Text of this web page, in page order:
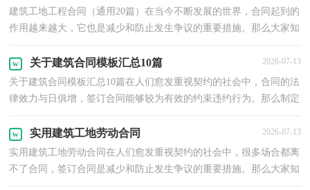
建筑工地工程合同（通用20篇）在当今不断发展的世界，合同起到的
作用越来越大，它也是减少和防止发生争议的重要措施。那么大家知
关于建筑合同模板汇总10篇 2026-07-13
关于建筑合同模板汇总10篇在人们愈发重视契约的社会中，合同的法
律效力与日俱增，签订合同能够较为有效的约束违约行为。那么制定
实用建筑工地劳动合同 2026-07-13
实用建筑工地劳动合同在人们愈发重视契约的社会中，很多场合都离
不了合同，签订合同是减少和防止发生争议的重要措施。那么大家知